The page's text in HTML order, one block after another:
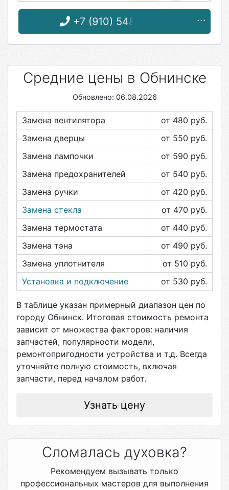
+7 (910) 548-09-52
Средние цены в Обнинске
Обновлено: 06.08.2026
Замена вентилятора от 480 руб.
Замена дверцы
от 550 руб.
Замена лампочки
от 590 руб.
Замена предохранителей
от 540 руб.
Замена ручки
от 420 руб.
Замена стекла
от 470 руб.
Замена термостата
от 440 руб.
Замена тэна
от 490 руб.
Замена уплотнителя
от 510 руб.
Установка и подключение
от 530 руб.
В таблице указан примерный диапазон цен по
городу Обнинск. Итоговая стоимость ремонта
зависит от множества факторов: наличия
запчастей, популярности модели,
ремонтопригодности устройства и т.д. Всегда
уточняйте полную стоимость, включая
запчасти, перед началом работ.
Узнать цену
Сломалась духовка?
Рекомендуем вызывать только
профессиональных мастеров для выполнения